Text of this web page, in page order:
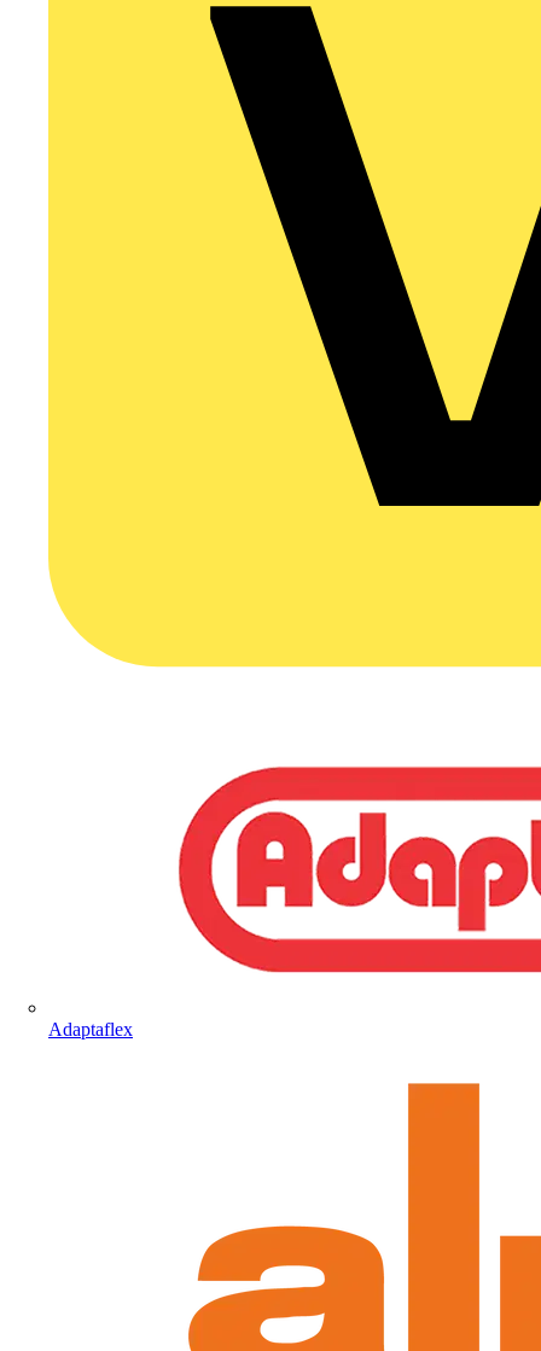
Adaptaflex